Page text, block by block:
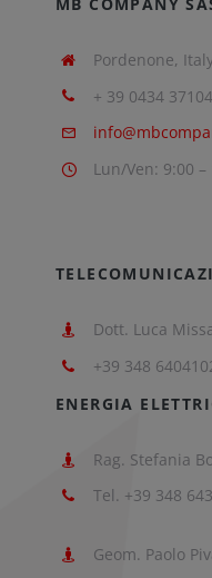
Pordenone,
+ 39 0434
Lun/Ven: 9:00 –
Dott. Luca
+39 348
ENERGIA
Rag. Stefania
Tel. +39 348
Geom. Paolo